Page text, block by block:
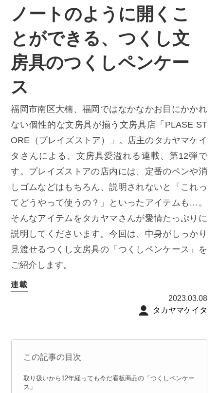
ノートのように開くこ
とができる、つくし文
房具のつくしペンケー
ス
福岡市南区大楠、福岡ではなかなかお目にかかれ
ない個性的な文房具が揃う文房具店「PLASE ST
ORE（プレイズストア）」。店主のタカヤマケイ
タさんによる、文房具愛溢れる連載、第12弾で
す。プレイズストアの店内には、定番のペンや消
しゴムなどはもちろん、説明されないと「これっ
てどうやって使うの？」といったアイテムも…。
そんなアイテムをタカヤマさんが愛情たっぷりに
説明してくださいます。今回は、中身がしっかり
見渡せるつくし文房具の「つくしペンケース」を
ご紹介します。
連載
2023.03.08
タカヤマケイタ
この記事の目次
取り扱いから12年経っても今だ看板商品の「つくしペンケー
ス」